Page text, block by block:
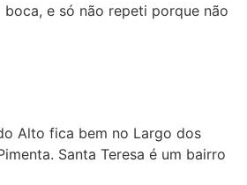
e só não repeti porque não
Alto fica bem no Largo dos
Santa Teresa é um bairro